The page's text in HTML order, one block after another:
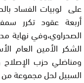
على لوبيات الفساد
أربعة عقود تكرر
الصحراوي،وفي نهاية
الشكر الأمين العام
ومناضلي حزب الإصلاح
السبيل لحل مجموعة